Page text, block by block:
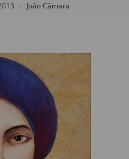
João Câmara